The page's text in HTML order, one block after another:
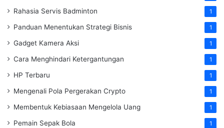
Rahasia Servis Badminton 1
Panduan Menentukan Strategi Bisnis 1
Gadget Kamera Aksi 1
Cara Menghindari Ketergantungan 1
HP Terbaru 1
Mengenali Pola Pergerakan Crypto 1
Membentuk Kebiasaan Mengelola Uang 1
Pemain Sepak Bola 1